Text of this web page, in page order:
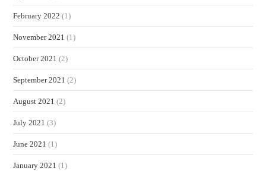
February 2022 (1)
November 2021 (1)
October 2021 (2)
September 2021 (2)
August 2021 (2)
July 2021 (3)
June 2021 (1)
January 2021 (1)